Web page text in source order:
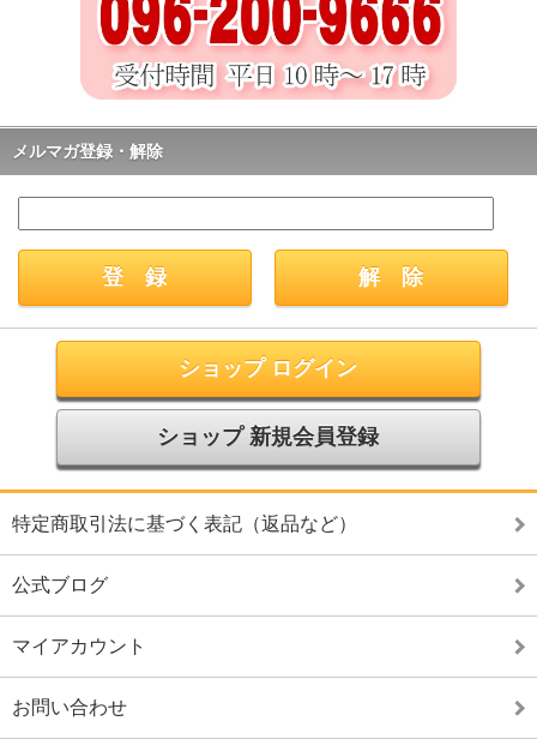
メルマガ登録・解除
ショップ ログイン
ショップ 新規会員登録
特定商取引法に基づく表記（返品など）
公式ブログ
マイアカウント
お問い合わせ